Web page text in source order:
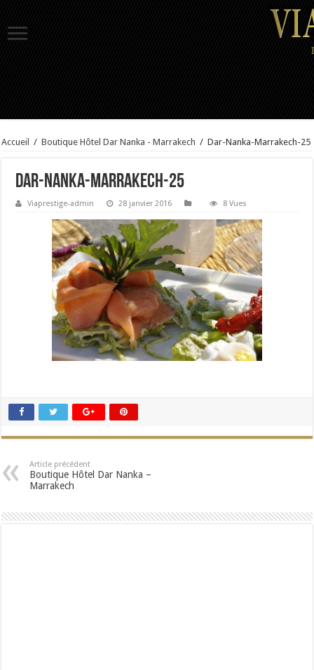
Accueil / Boutique Hôtel Dar Nanka - Marrakech / Dar-Nanka-Marrakech-25
Dar-Nanka-Marrakech-25
Viaprestige-admin 28 janvier 2016 8 Vues
Article précédent
Boutique Hôtel Dar Nanka –
Marrakech